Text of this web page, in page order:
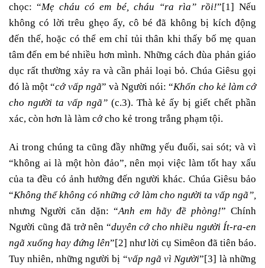
chọc: “Mẹ cháu có em bé, cháu “ra rìa” rồi!”[1] Nếu
không có lời trêu ghẹo ấy, cô bé đã không bị kích động
đến thế, hoặc có thể em chỉ tủi thân khi thấy bố mẹ quan
tâm đến em bé nhiều hơn mình. Những cách đùa phản giáo
dục rất thường xảy ra và cần phải loại bỏ. Chúa Giêsu gọi
đó là một “cớ vấp ngã” và Người nói: “Khốn cho kẻ làm cớ
cho người ta vấp ngã” (c.3). Thà kẻ ấy bị giết chết phần
xác, còn hơn là làm cớ cho kẻ trong trắng phạm tội.
Ai trong chúng ta cũng đầy những yếu đuối, sai sót; và vì
“không ai là một hòn đảo”, nên mọi việc làm tốt hay xấu
của ta đều có ảnh hưởng đến người khác. Chúa Giêsu bảo
“Không thể không có những cớ làm cho người ta vấp ngã”,
nhưng Người căn dặn: “Anh em hãy đề phòng!” Chính
Người cũng đã trở nên “duyên cớ cho nhiều người Ít-ra-en
ngã xuống hay đứng lên”[2] như lời cụ Simêon đã tiên báo.
Tuy nhiên, những người bị “vấp ngã vì Người”[3] là những